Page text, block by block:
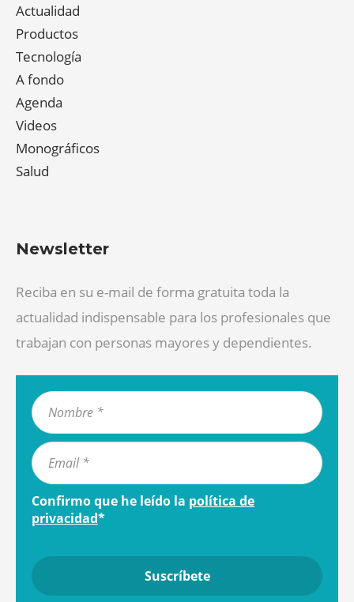
Actualidad
Productos
Tecnología
A fondo
Agenda
Videos
Monográficos
Salud
Newsletter
Reciba en su e-mail de forma gratuita toda la
actualidad indispensable para los profesionales que
trabajan con personas mayores y dependientes.
Confirmo que he leído la política de
privacidad*